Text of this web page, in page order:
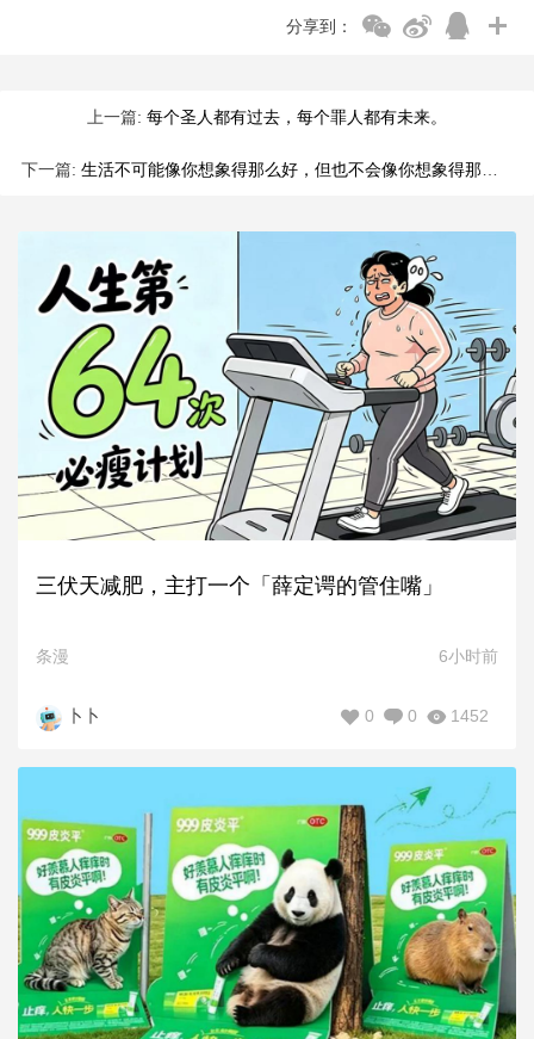
分享到：
上一篇: 每个圣人都有过去，每个罪人都有未来。
下一篇: 生活不可能像你想象得那么好，但也不会像你想象得那么糟。
三伏天减肥，主打一个「薛定谔的管住嘴」
条漫 6小时前
卜卜 1452
0
0